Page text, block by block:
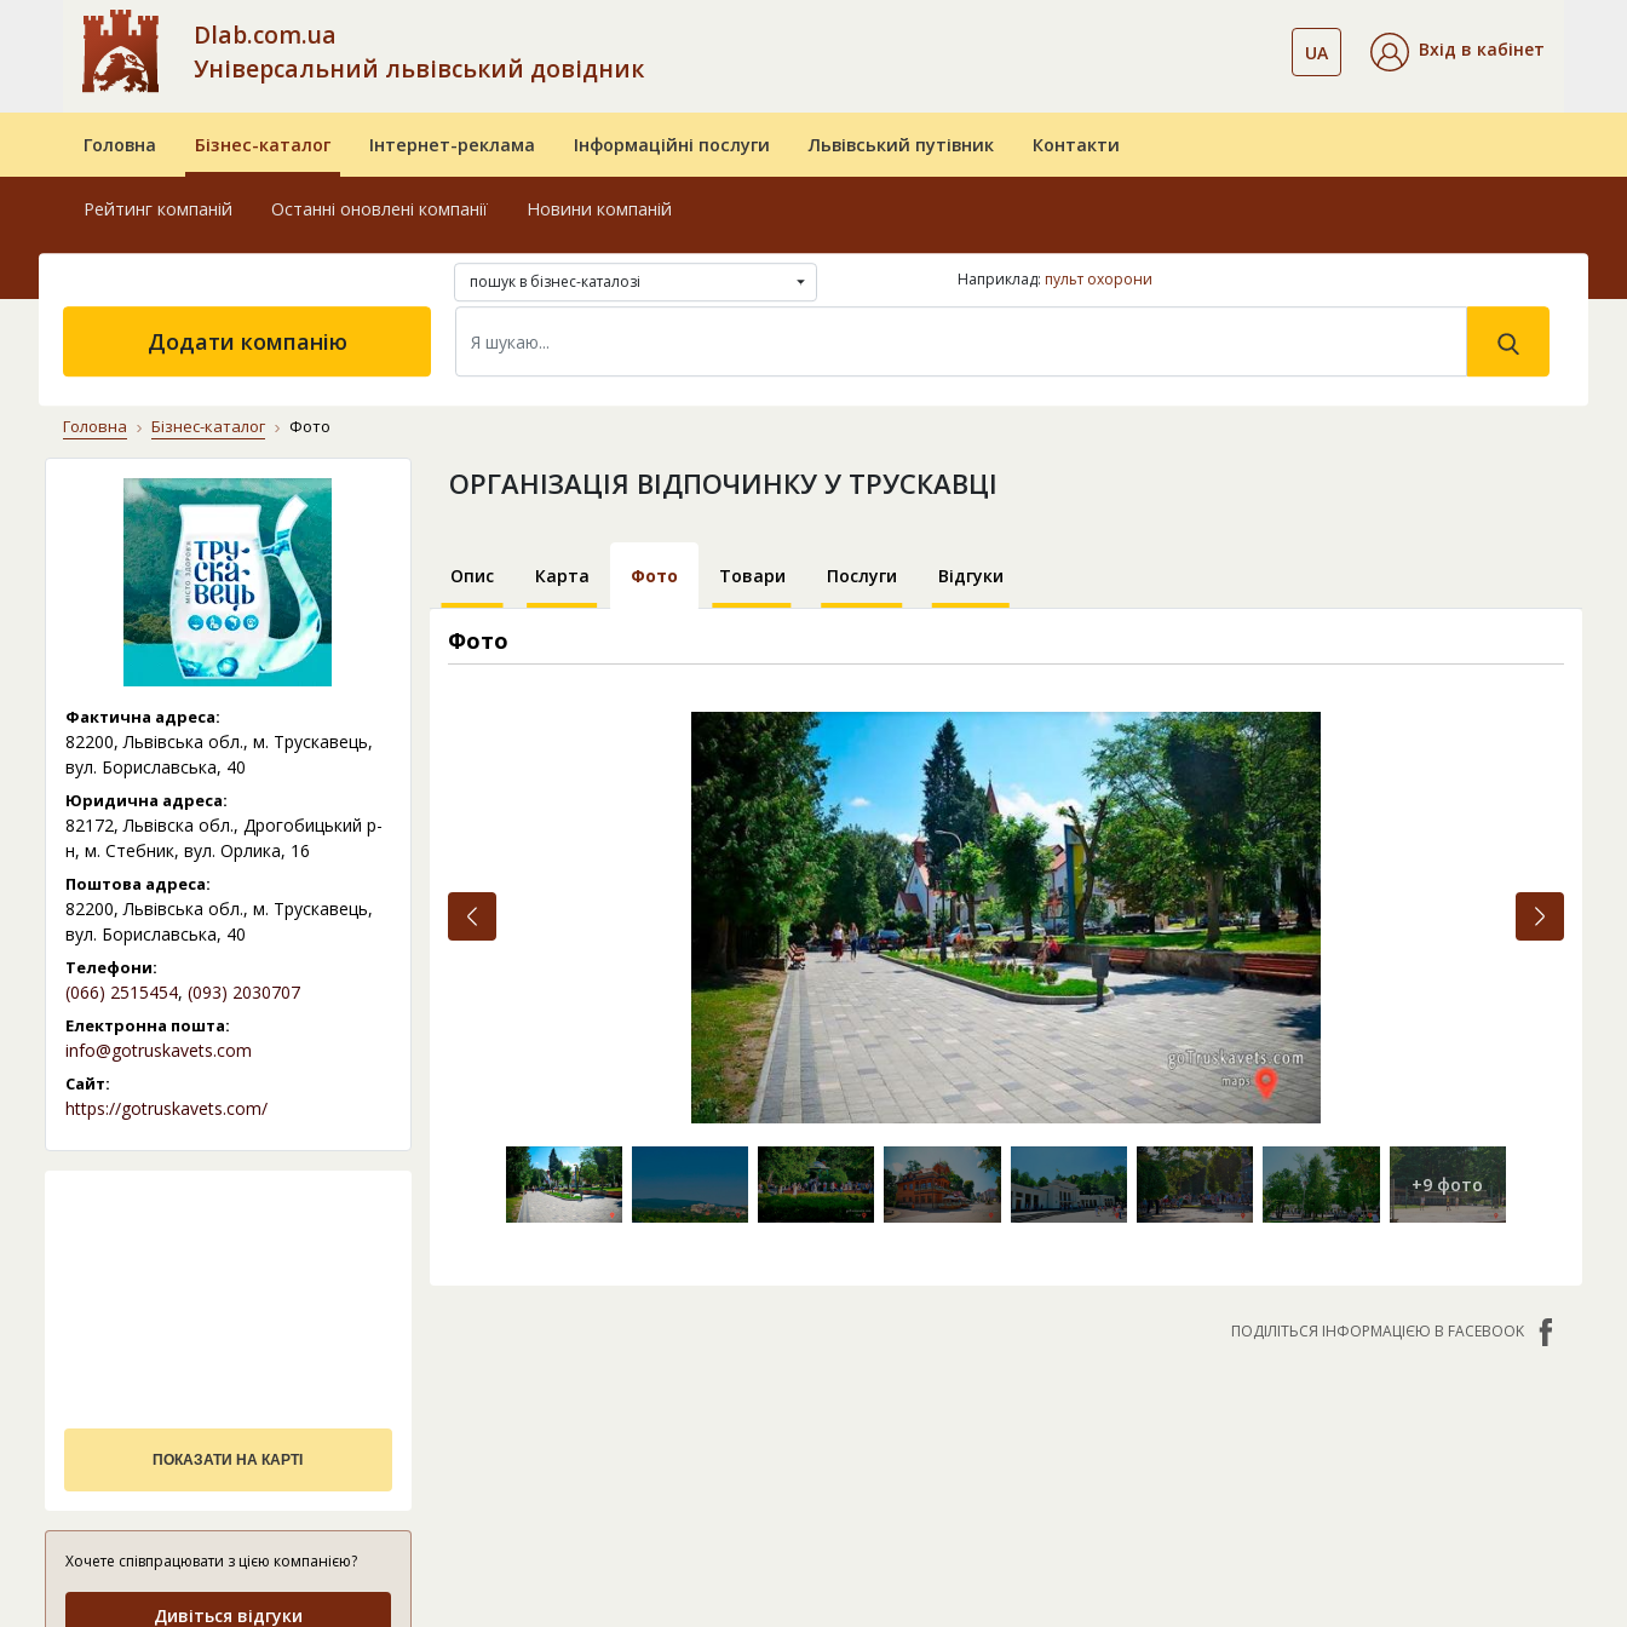
Dlab.com.ua
Універсальний львівський довідник
UA Вхід в кабінет
Головна Бізнес-каталог Інтернет-реклама Інформаційні послуги Львівський путівник Контакти
Рейтинг компаній Останні оновлені компанії Новини компаній
пошук в бізнес-каталозі Наприклад: пульт охорони
Додати компанію
Головна Бізнес-каталог Фото
Фактична адреса:
82200, Львівська обл., м. Трускавець,
вул. Бориславська, 40
Юридична адреса:
82172, Львівска обл., Дрогобицький р-
н, м. Стебник, вул. Орлика, 16
Поштова адреса:
82200, Львівська обл., м. Трускавець,
вул. Бориславська, 40
Телефони:
(066) 2515454, (093) 2030707
Електронна пошта:
info@gotruskavets.com
Сайт:
https://gotruskavets.com/
ПОКАЗАТИ НА КАРТІ
Хочете співпрацювати з цією компанією?
Дивіться відгуки
ОРГАНІЗАЦІЯ ВІДПОЧИНКУ У ТРУСКАВЦІ
Опис Карта Фото Товари Послуги Відгуки
Фото
ПОДІЛІТЬСЯ ІНФОРМАЦІЄЮ В FACEBOOK